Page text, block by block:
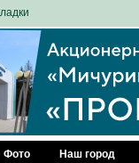
Фото Наш город